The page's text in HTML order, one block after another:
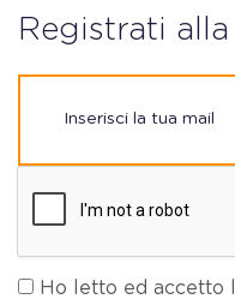
Registrati alla
Ho letto ed accetto